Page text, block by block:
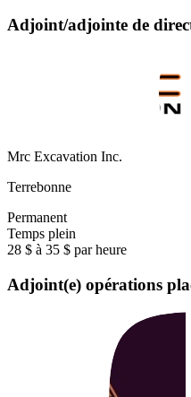
Adjoint/adjointe de
Mrc Excavation Inc.
Terrebonne
Permanent
Temps plein
28 $ à 35 $ par heure
Adjoint(e) opérations